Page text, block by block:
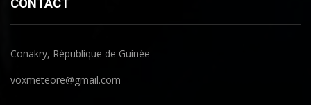
CONTACT
Conakry, République de Guinée
voxmeteore@gmail.com